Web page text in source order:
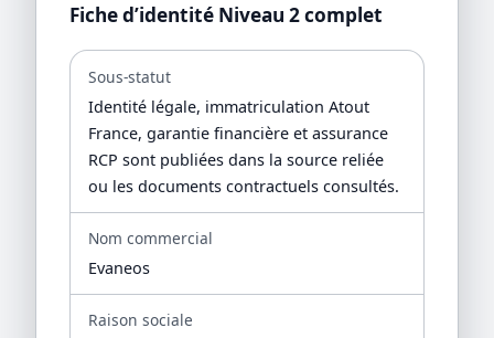
Fiche d’identité Niveau 2 complet
Sous-statut
Identité légale, immatriculation Atout
France, garantie financière et assurance
RCP sont publiées dans la source reliée
ou les documents contractuels consultés.
Nom commercial
Evaneos
Raison sociale